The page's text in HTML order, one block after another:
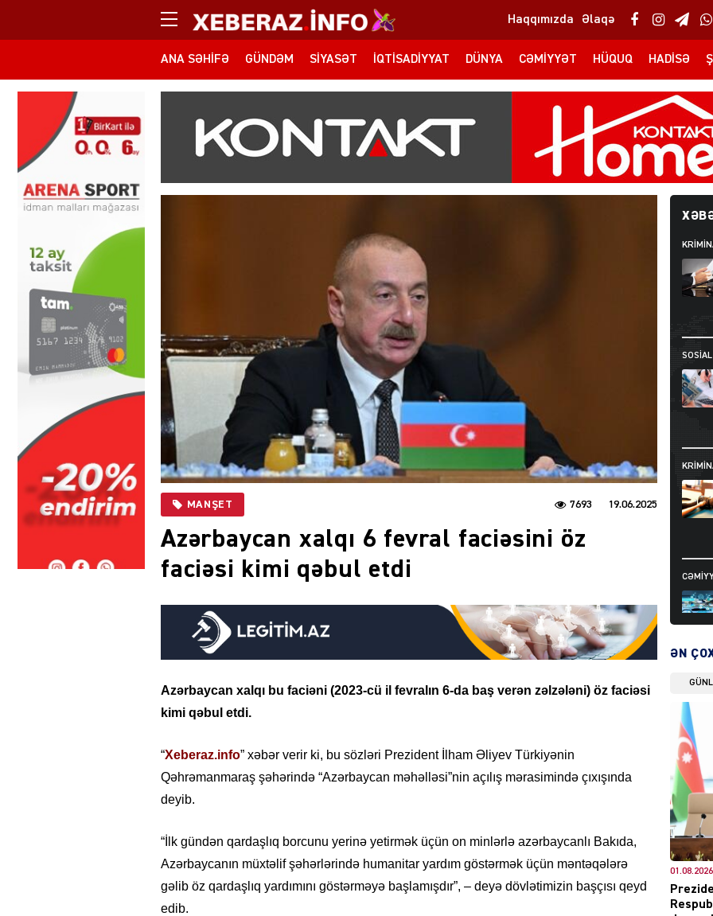
Haqqımızda Əlaqə
ANA SƏHIFƏ GÜNDƏM SIYASƏT İQTISADIYYAT DÜNYA CƏMIYYƏT HÜQUQ HADISƏ
MANŞET 19.06.2025
7693
Azərbaycan xalqı 6 fevral faciəsini öz
faciəsi kimi qəbul etdi
Azərbaycan xalqı bu faciəni (2023-cü il fevralın 6-da baş verən zəlzələni) öz faciəsi
kimi qəbul etdi.
“Xeberaz.info” xəbər verir ki, bu sözləri Prezident İlham Əliyev Türkiyənin
Qəhrəmanmaraş şəhərində “Azərbaycan məhəlləsi”nin açılış mərasimində çıxışında
deyib.
“İlk gündən qardaşlıq borcunu yerinə yetirmək üçün on minlərlə azərbaycanlı Bakıda,
Azərbaycanın müxtəlif şəhərlərində humanitar yardım göstərmək üçün məntəqələrə
gəlib öz qardaşlıq yardımını göstərməyə başlamışdır”, – deyə dövlətimizin başçısı qeyd
edib.
SOSIAL
DÜNYA
ŞOU-
ƏN
01.08.2026